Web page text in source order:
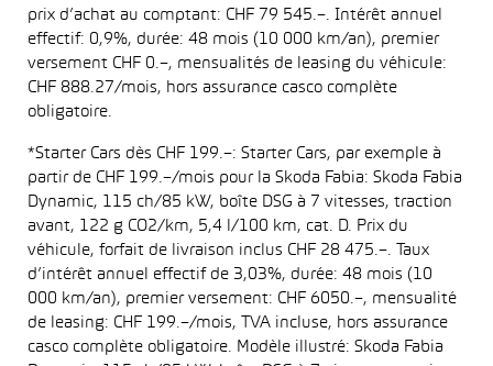
prix d’achat au comptant: CHF 79 545.–. Intérêt annuel
effectif: 0,9%, durée: 48 mois (10 000 km/an), premier
versement CHF 0.–, mensualités de leasing du véhicule:
CHF 888.27/mois, hors assurance casco complète
obligatoire.
*Starter Cars dès CHF 199.–: Starter Cars, par exemple à
partir de CHF 199.–/mois pour la Skoda Fabia: Skoda Fabia
Dynamic, 115 ch/85 kW, boîte DSG à 7 vitesses, traction
avant, 122 g CO2/km, 5,4 l/100 km, cat. D. Prix du
véhicule, forfait de livraison inclus CHF 28 475.–. Taux
d’intérêt annuel effectif de 3,03%, durée: 48 mois (10
000 km/an), premier versement: CHF 6050.–, mensualité
de leasing: CHF 199.–/mois, TVA incluse, hors assurance
casco complète obligatoire. Modèle illustré: Skoda Fabia